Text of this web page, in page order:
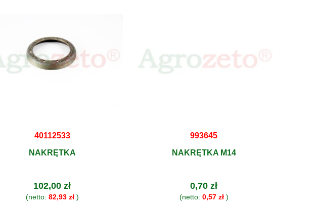
40112533
NAKRĘTKA
102,00 zł
(netto: 82,93 zł)
993645
NAKRĘTKA M14
0,70 zł
(netto: 0,57 zł)